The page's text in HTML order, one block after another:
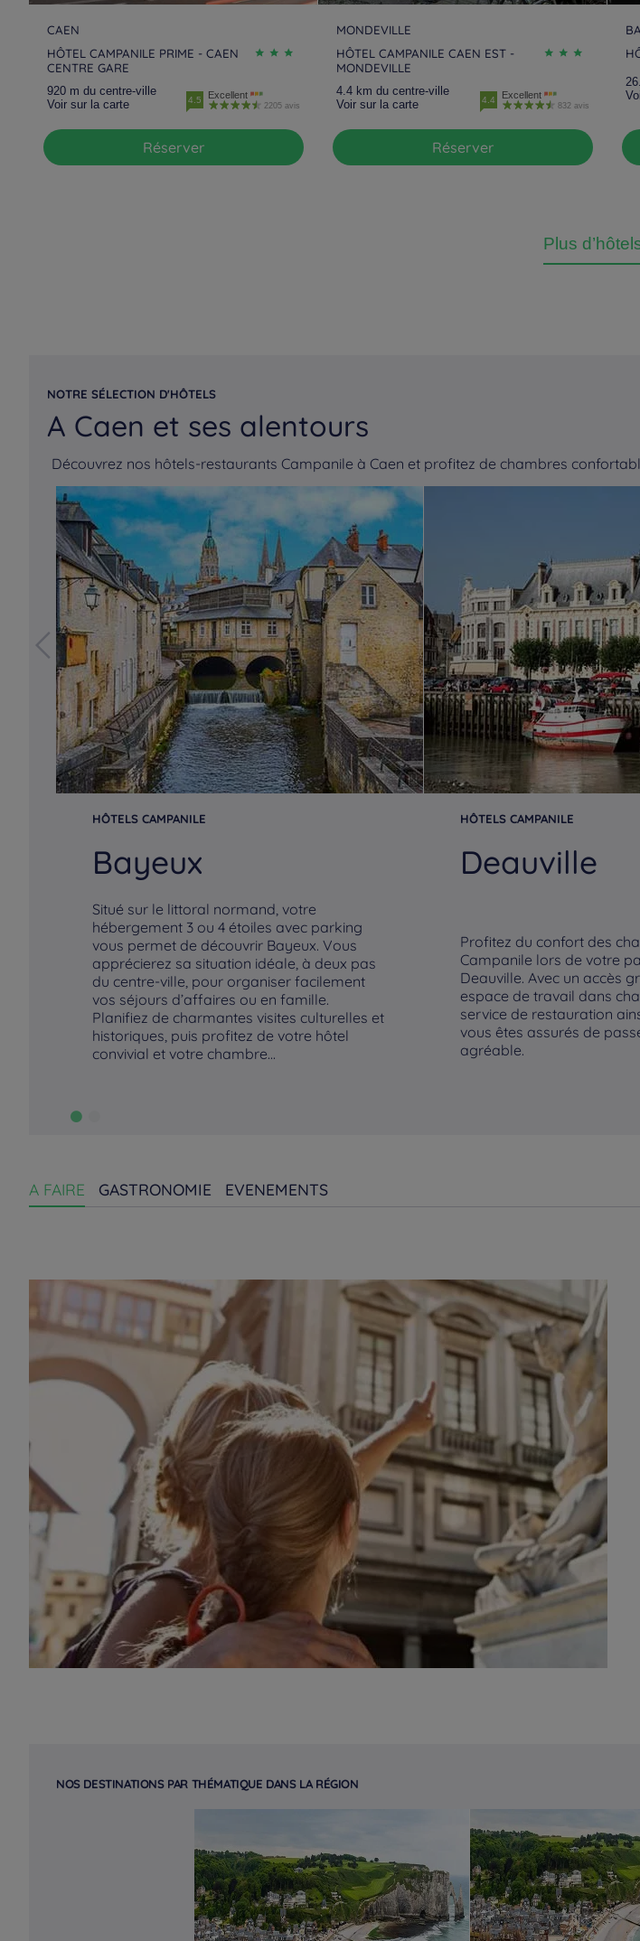
CAEN
HÔTEL CAMPANILE PRIME - CAEN
CENTRE GARE
920 m du centre-ville
Voir sur la carte
4.5 Excellent
2205 avis
Réserver
MONDEVILLE
HÔTEL CAMPANILE CAEN EST -
MONDEVILLE
4.4 km du centre-ville
Voir sur la carte
4.4 Excellent
832 avis
Réserver
Plus
NOTRE SÉLECTION D'HÔTELS
A Caen et ses alentours
Découvrez nos hôtels-restaurants Campanile à Caen et profitez de chambres
HÔTELS CAMPANILE
Bayeux
Situé sur le littoral normand, votre
hébergement 3 ou 4 étoiles avec parking
vous permet de découvrir Bayeux. Vous
apprécierez sa situation idéale, à deux pas
du centre-ville, pour organiser facilement
vos séjours d’affaires ou en famille.
Planifiez de charmantes visites culturelles et
historiques, puis profitez de votre hôtel
convivial et votre chambre...
HÔTELS CAMPANILE
Deauville
Profitez du confort des
Campanile lors de votre
Deauville. Avec un accès
espace de travail dans
service de restauration
vous êtes assurés de
agréable.
A FAIRE GASTRONOMIE EVENEMENTS
NOS DESTINATIONS PAR THÉMATIQUE DANS LA RÉGION